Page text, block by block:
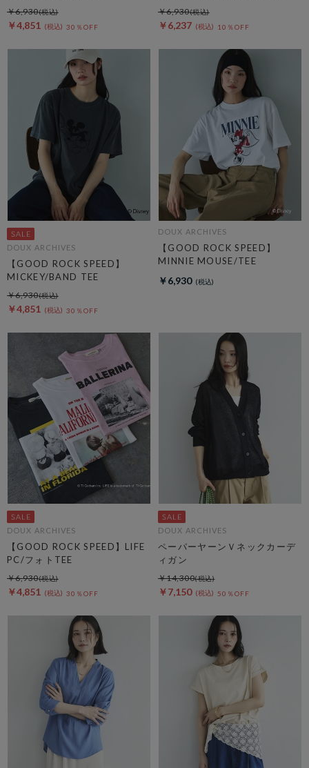
￥4,851 30％OFF
￥6,930
￥6,237 10％OFF
￥6,930
DOUX ARCHIVES
【GOOD ROCK SPEED】
MICKEY/BAND TEE
￥4,851 30％OFF
￥6,930
DOUX ARCHIVES
【GOOD ROCK SPEED】
MINNIE MOUSE/TEE
￥6,930
DOUX ARCHIVES
【GOOD ROCK SPEED】LIFE
PC/フォトTEE
￥4,851 30％OFF
￥6,930
DOUX ARCHIVES
ペーパーヤーンＶネックカーデ
ィガン
￥7,150 50％OFF
￥14,300